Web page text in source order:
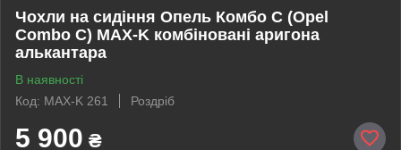
Чохли на сидіння Опель Комбо С (Opel
Combo C) MAX-K комбіновані аригона
алькантара
В наявності
Код: MAX-K 261
Роздріб
5 900 ₴